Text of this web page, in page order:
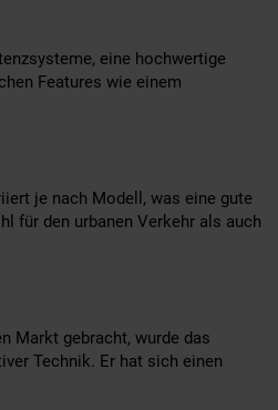
eine hochwertige
Features wie einem
je nach Modell, was eine gute
für den urbanen Verkehr als auch
Markt gebracht, wurde das
Technik. Er hat sich einen